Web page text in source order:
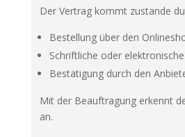
Der Vertrag kommt zustande
Bestellung über den
Schriftliche oder
Bestätigung durch den
Mit der Beauftragung erkennt
an.